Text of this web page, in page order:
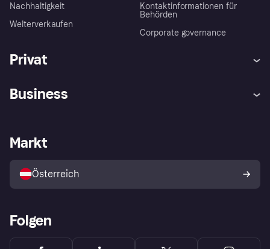
Nachhaltigkeit
Weiterverkaufen
Kontaktinformationen für
Behörden
Corporate governance
Privat
Shops entdecken
Business
Händlerportal
Markt
Österreich
Folgen